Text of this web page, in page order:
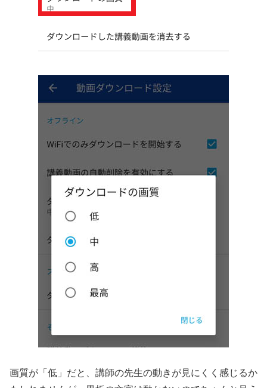
画質が「低」だと、講師の先生の動きが見にくく感じるか